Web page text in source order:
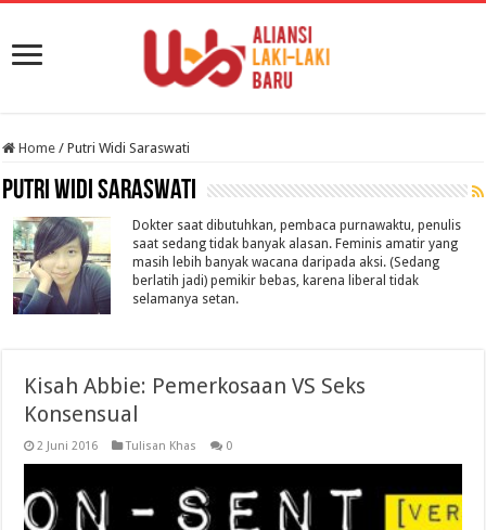
Home / Putri Widi Saraswati
Putri Widi Saraswati
Dokter saat dibutuhkan, pembaca purnawaktu, penulis
saat sedang tidak banyak alasan. Feminis amatir yang
masih lebih banyak wacana daripada aksi. (Sedang
berlatih jadi) pemikir bebas, karena liberal tidak
selamanya setan.
Kisah Abbie: Pemerkosaan VS Seks
Konsensual
2 Juni 2016 Tulisan Khas 0